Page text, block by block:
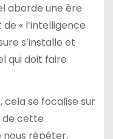
aborde une ère
« l’intelligence
s’installe et
qui doit faire
cela se focalise sur
de cette
nous répéter,